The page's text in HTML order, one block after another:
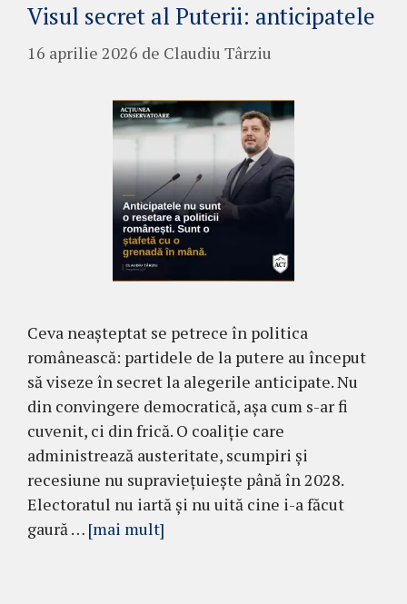
Visul secret al Puterii: anticipatele
16 aprilie 2026 de Claudiu Târziu
Ceva neașteptat se petrece în politica
românească: partidele de la putere au început
să viseze în secret la alegerile anticipate. Nu
din convingere democratică, așa cum s-ar fi
cuvenit, ci din frică. O coaliție care
administrează austeritate, scumpiri și
recesiune nu supraviețuiește până în 2028.
Electoratul nu iartă și nu uită cine i-a făcut
gaură … [mai mult]